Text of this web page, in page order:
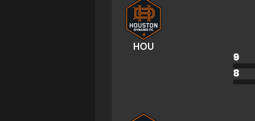
HOU
9
8